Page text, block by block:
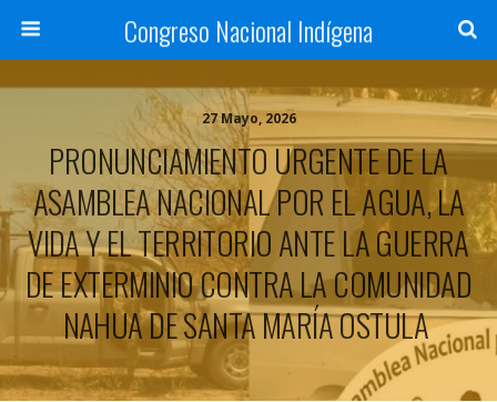
Congreso Nacional Indígena
27 Mayo, 2026
PRONUNCIAMIENTO URGENTE DE LA
ASAMBLEA NACIONAL POR EL AGUA, LA
VIDA Y EL TERRITORIO ANTE LA GUERRA
DE EXTERMINIO CONTRA LA COMUNIDAD
NAHUA DE SANTA MARÍA OSTULA